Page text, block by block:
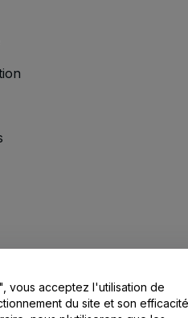
/ Nous contacter
vous acceptez l'utilisation de
du site et son efficacité